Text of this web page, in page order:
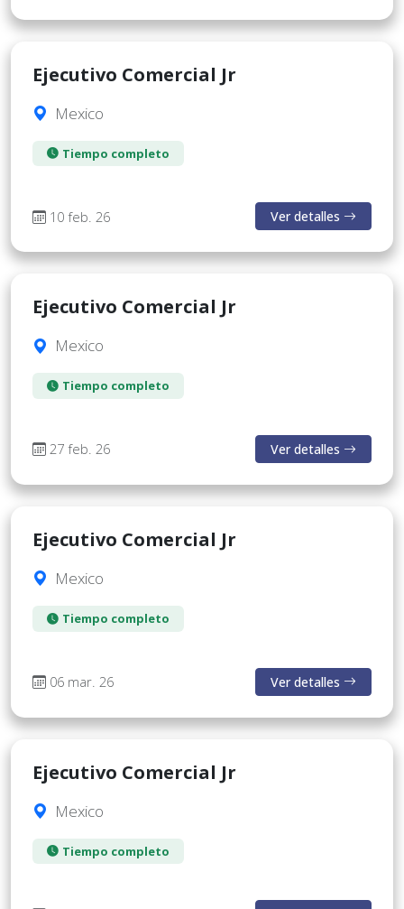
Ejecutivo Comercial Jr
Mexico
Tiempo completo
10 feb. 26 Ver detalles
Ejecutivo Comercial Jr
Mexico
Tiempo completo
27 feb. 26 Ver detalles
Ejecutivo Comercial Jr
Mexico
Tiempo completo
06 mar. 26 Ver detalles
Ejecutivo Comercial Jr
Mexico
Tiempo completo